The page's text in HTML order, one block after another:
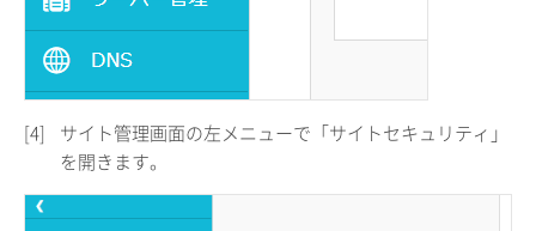
[4]
サイト管理画面の左メニューで「サイトセキュリティ」
を開きます。